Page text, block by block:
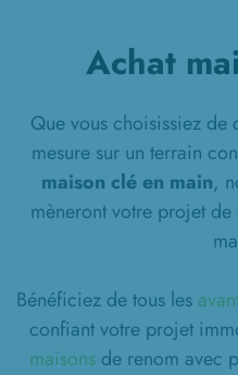
Achat
Que vous choisissiez de
mesure sur un terrain
maison clé en main,
mèneront votre projet
Bénéficiez de tous les
confiant votre projet
maisons de renom avec